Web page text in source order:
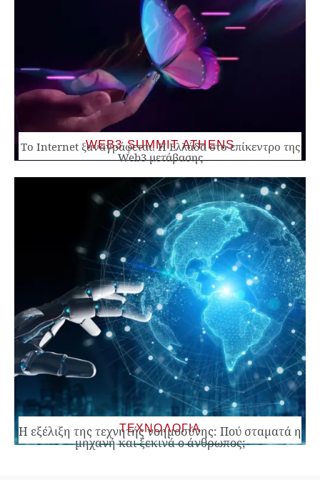
WEB3 SUMMIT ATHENS
Το Internet ξαναγράφεται. Η Ελλάδα στο επίκεντρο της
Web3 μετάβασης
ΤΕΧΝΟΛΟΓΙΑ
Η εξέλιξη της τεχνητής νοημοσύνης: Πού σταματά η
μηχανή και ξεκινά ο άνθρωπος;